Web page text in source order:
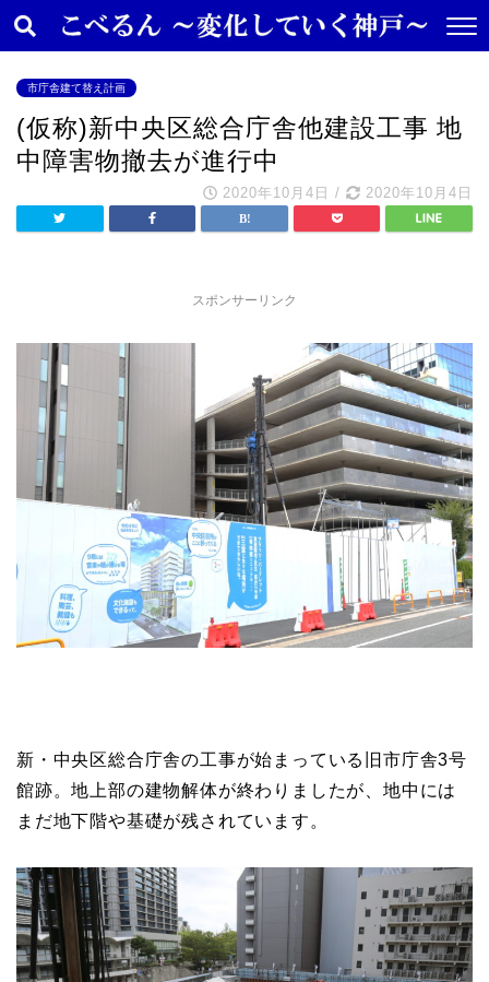
市庁舎建て替え計画
(仮称)新中央区総合庁舎他建設工事 地
中障害物撤去が進行中
2020年10月4日 / 2020年10月4日
スポンサーリンク
新・中央区総合庁舎の工事が始まっている旧市庁舎3号
館跡。地上部の建物解体が終わりましたが、地中には
まだ地下階や基礎が残されています。